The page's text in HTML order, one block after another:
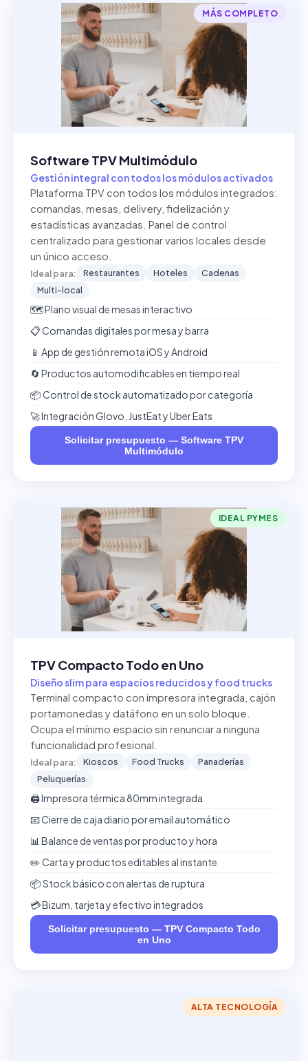
MÁS COMPLETO
Software TPV Multimódulo
Gestión integral con todos los módulos activados
Plataforma TPV con todos los módulos integrados:
comandas, mesas, delivery, fidelización y
estadísticas avanzadas. Panel de control
centralizado para gestionar varios locales desde
un único acceso.
Ideal para: Restaurantes Hoteles
Cadenas
Multi-local
🗺️ Plano visual de mesas interactivo
📋 Comandas digitales por mesa y barra
📱 App de gestión remota iOS y Android
🔄 Productos automodificables en tiempo real
📦 Control de stock automatizado por categoría
🚀 Integración Glovo, JustEat y Uber Eats
Solicitar presupuesto — Software TPV
Multimódulo
IDEAL PYMES
TPV Compacto Todo en Uno
Diseño slim para espacios reducidos y food trucks
Terminal compacto con impresora integrada, cajón
portamonedas y datáfono en un solo bloque.
Ocupa el mínimo espacio sin renunciar a ninguna
funcionalidad profesional.
Ideal para: Kioscos Food Trucks
Panaderías
Peluquerías
🖨️ Impresora térmica 80mm integrada
📧 Cierre de caja diario por email automático
📊 Balance de ventas por producto y hora
✏️ Carta y productos editables al instante
📦 Stock básico con alertas de ruptura
💳 Bizum, tarjeta y efectivo integrados
Solicitar presupuesto — TPV Compacto Todo
en Uno
ALTA TECNOLOGÍA